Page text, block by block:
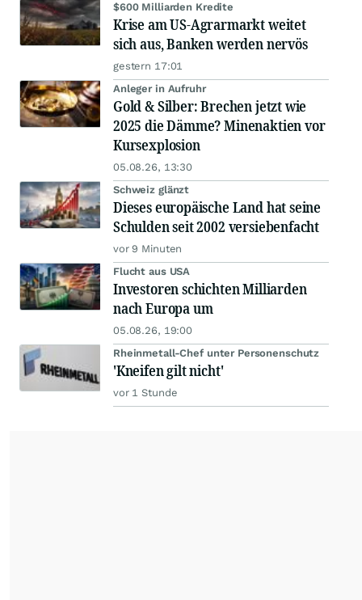
$600 Milliarden Kredite
Krise am US-Agrarmarkt weitet
sich aus, Banken werden nervös
gestern 17:01
Anleger in Aufruhr
Gold & Silber: Brechen jetzt wie
2025 die Dämme? Minenaktien vor
Kursexplosion
05.08.26, 13:30
Schweiz glänzt
Dieses europäische Land hat seine
Schulden seit 2002 versiebenfacht
vor 9 Minuten
Flucht aus USA
Investoren schichten Milliarden
nach Europa um
05.08.26, 19:00
Rheinmetall-Chef unter Personenschutz
'Kneifen gilt nicht'
vor 1 Stunde